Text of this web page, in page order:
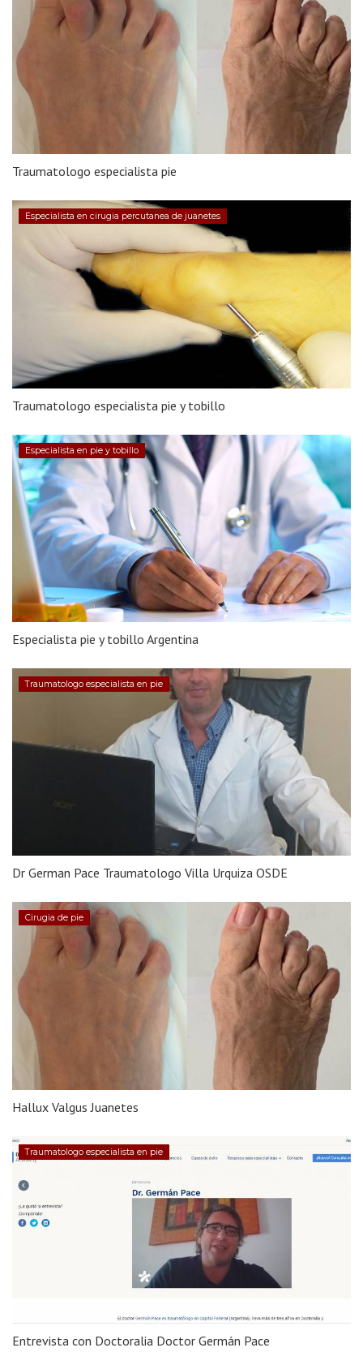
Traumatologo especialista pie
Especialista en cirugia percutanea de juanetes
Traumatologo especialista pie y tobillo
Especialista en pie y tobillo
Especialista pie y tobillo Argentina
Traumatologo especialista en pie
Dr German Pace Traumatologo Villa Urquiza OSDE
Cirugia de pie
Hallux Valgus Juanetes
Traumatologo especialista en pie
Entrevista con Doctoralia Doctor Germán Pace